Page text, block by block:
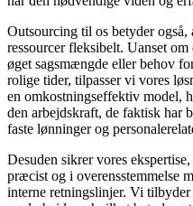
Outsourcing til os betyder også,
ressourcer fleksibelt. Uanset
øget sagsmængde eller behov
rolige tider, tilpasser vi vores
en omkostningseffektiv model,
den arbejdskraft, de faktisk har
faste lønninger og
Desuden sikrer vores
præcist og i overensstemmelse
interne retningslinjer. Vi